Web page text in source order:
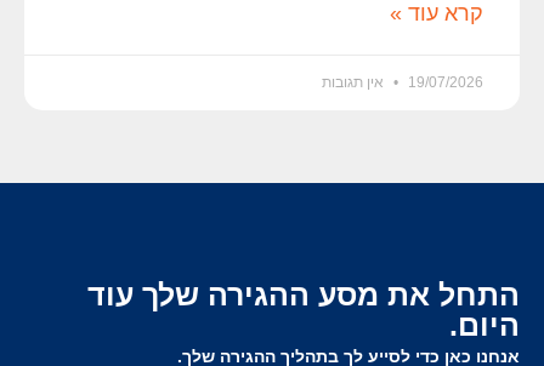
קרא עוד »
19/07/2026 אין תגובות
התחל את מסע ההגירה שלך עוד
היום.
אנחנו כאן כדי לסייע לך בתהליך ההגירה שלך.